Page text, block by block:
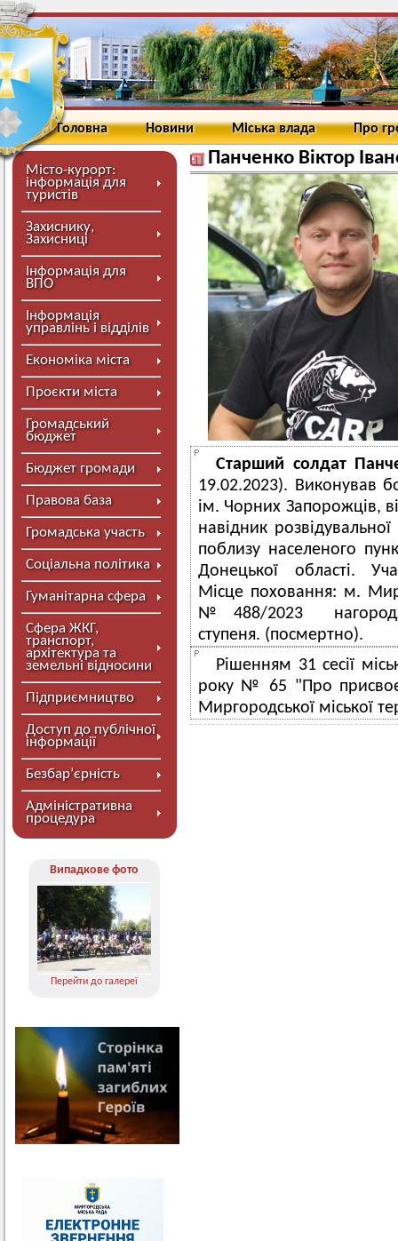
Головна Новини Міська влада Про
Місто-курорт:
інформація для
туристів
Захиснику,
Захисниці
Інформація для
ВПО
Інформація
управлінь і відділів
Економіка міста
Проєкти міста
Громадський
бюджет
Бюджет громади
Правова база
Громадська участь
Соціальна політика
Гуманітарна сфера
Сфера ЖКГ,
транспорт,
архітектура та
земельні відносини
Підприємництво
Доступ до публічної
інформації
Безбар’єрність
Адміністративна
процедура
Випадкове фото
Перейти до галереї
Панченко Віктор
Старший солдат
19.02.2023). Виконував
ім. Чорних Запорожців,
навідник
поблизу населеного
Донецької області.
Місце поховання: м.
№ 488/2023
ступеня. (посмертно).
Рішенням 31 сесії
року № 65 "Про
Миргородської міської